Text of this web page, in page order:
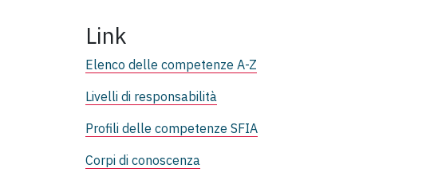
Link
Elenco delle competenze A-Z
Livelli di responsabilità
Profili delle competenze SFIA
Corpi di conoscenza